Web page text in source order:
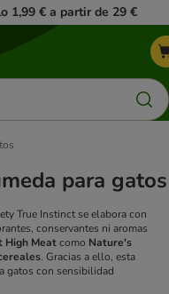
1,99 € a partir de 29 €
para gatos
True Instinct se elabora con
conservantes ni aromas
High Meatcomo Nature's
. Gracias a ello, esta
gatos con sensibilidad